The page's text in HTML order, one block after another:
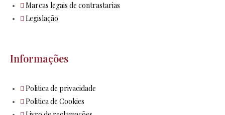
Marcas legais de contrastarias
Legislação
Informações
Politica de privacidade
Politica de Cookies